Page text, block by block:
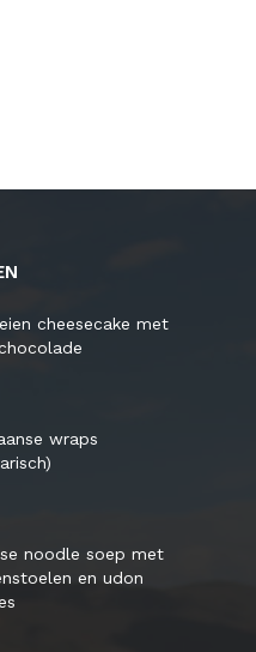
cheesecake met
wraps
noodle soep met
en udon